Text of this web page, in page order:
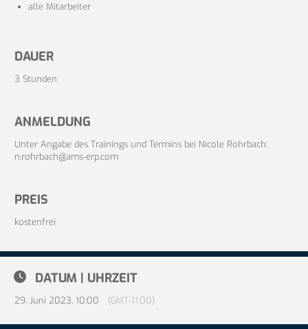
alle Mitarbeiter
DAUER
3 Stunden
ANMELDUNG
Unter Angabe des Trainings und Termins bei Nicole Rohrbach:
n.rohrbach@ams-erp.com
PREIS
kostenfrei
DATUM | UHRZEIT
29. Juni 2023, 10:00 (GMT-11:00)